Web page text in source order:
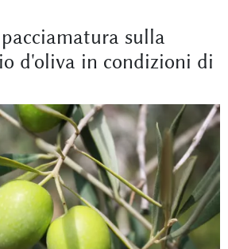
sulla
d'oliva in condizioni di